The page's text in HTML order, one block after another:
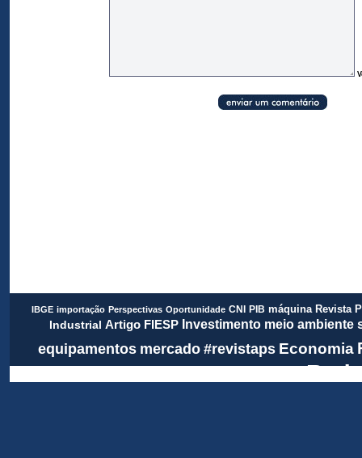
IBGE importação Perspectivas Oportunidade CNI PIB máquina Revista
Industrial Artigo FIESP Investimento meio ambiente
equipamentos mercado #revistaps Economia